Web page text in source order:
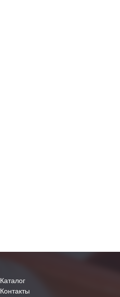
Каталог
Контакты